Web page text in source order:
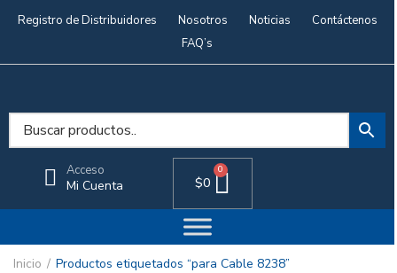
Registro de Distribuidores Nosotros Noticias
Contáctenos
FAQ’s
Acceso
Mi Cuenta $0
0
Inicio Productos etiquetados “para Cable 8238”